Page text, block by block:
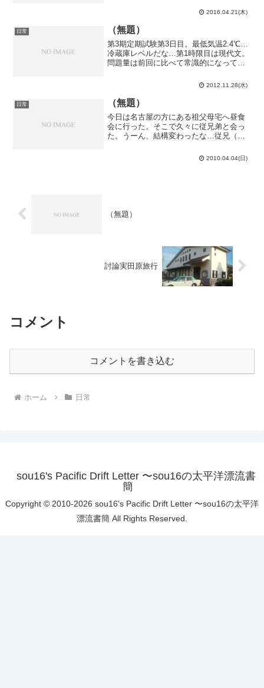
収まらない内に熊本に行かねばならない
という事で来週は休講になるのだそうで
す。今週行かなくて良か...
2016.04.21(木)
日常 （無題）
第3期定期試験第3日目。最低気温2.4℃…
冷蔵庫レベルだな…第1時限目は現代文。
問題量は前回に比べて常識的になってい
うなの…仮初めの 題で詠ひし 此の短歌心
無かりて 何ぞ意味在るこれをやりたいが
為に最後無...
2012.11.28(水)
日常 （無題）
今日は名古屋の方にある祖父母宅へ昼食
会に行った。そこで久々に従兄弟と会っ
た。うーん、結構変わったな…従兄（同
としたら、通学の時に会うことは…無さ
そうだな。向こうは名鉄犬山線＋近鉄名
2010.04.04(日)
（無題）
討論実田原旅行
コメント
コメントを書き込む
ホーム 日常
sou16's Pacific Drift Letter 〜sou16の太平洋漂流書
簡
Copyright © 2010-2026 sou16's Pacific Drift Letter 〜sou16の太平洋
漂流書簡 All Rights Reserved.